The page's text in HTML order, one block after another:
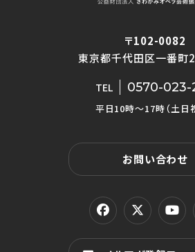
〒102-0082
東京都千代田区一番町
TEL 0570-023-
平日10時〜17時（土日
お問い合わせ